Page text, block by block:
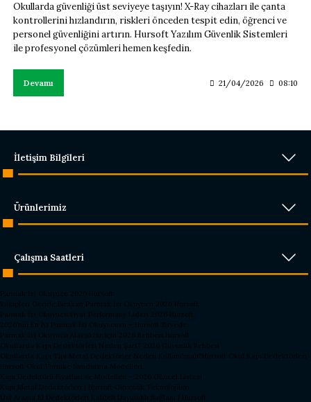
Okullarda güvenliği üst seviyeye taşıyın! X-Ray cihazları ile çanta
kontrollerini hızlandırın, riskleri önceden tespit edin, öğrenci ve
personel güvenliğini artırın. Hursoft Yazılım Güvenlik Sistemleri
ile profesyonel çözümleri hemen keşfedin.
Devamı 21/04/2026 08:10
İletişim Bilgileri
Ürünlerimiz
Çalışma Saatleri
Parmak İzi Okuyucu 2026 Hursoft
Rakipleri Geride Bırakan Parmak İzi Okuyucu 2026 Hursoft
Parmak İzi Okuyucu Fiyat Performans Lideri 2026 Hursoft
2026’nın En İyi Parmak İzi Okuyucusu – Hursoft Zirvede
Parmak İzi Okuyucu Alacaklar İçin 2026 Rehberi Hursoft
Okullarda Kapı Dedektörleri Neden Şart? 2026 Güvenlik Rehberi
Okullarda Kapı Tipi Metal Dedektörler Neden Kullanılmalı?Hursoft Okul Kapı Dedektörleri
Hursoft Okul Turnike Sundurma Modelleri
Kapı Dedektörü Fiyatları ve Modelleri - 2026 Güncel Listesi
Kapı Metal Dedektörleri | Hursoft Güvenlik Teknolojileri
Üst Arama El Dedektörleri Kaliteli Dayanıklı Sağlam | Hursoft